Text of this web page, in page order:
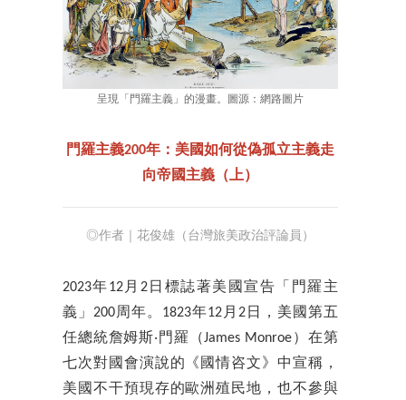
呈現「門羅主義」的漫畫。圖源：網路圖片
門羅主義200年：美國如何從偽孤立主義走
向帝國主義（上）
◎作者｜花俊雄（台灣旅美政治評論員）
2023年12月2日標誌著美國宣告「門羅主
義」200周年。1823年12月2日，美國第五
任總統詹姆斯‧門羅（James Monroe）在第
七次對國會演說的《國情咨文》中宣稱，
美國不干預現存的歐洲殖民地，也不參與